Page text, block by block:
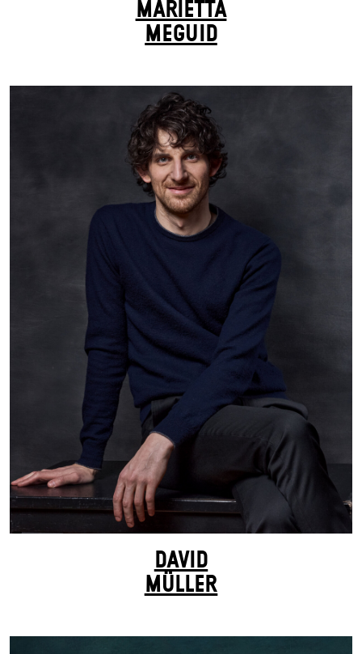
MARIETTA
MEGUID
DAVID
MÜLLER